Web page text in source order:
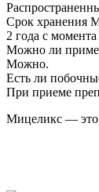
Срок хранения
2 года с
Можно ли
Можно.
Есть ли
При приеме
Мицеликс — это